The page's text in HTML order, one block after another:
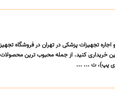
تجهیزات پزشکی در تهران در فروشگاه
خریداری کنید. از جمله محبوب ترین
پپ)، ت ... ...